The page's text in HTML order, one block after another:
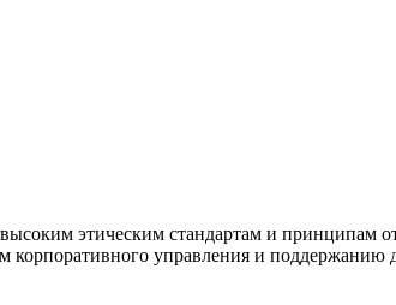
этическим стандартам и принципам
корпоративного управления и